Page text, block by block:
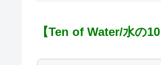
【Ten of Water/水の10